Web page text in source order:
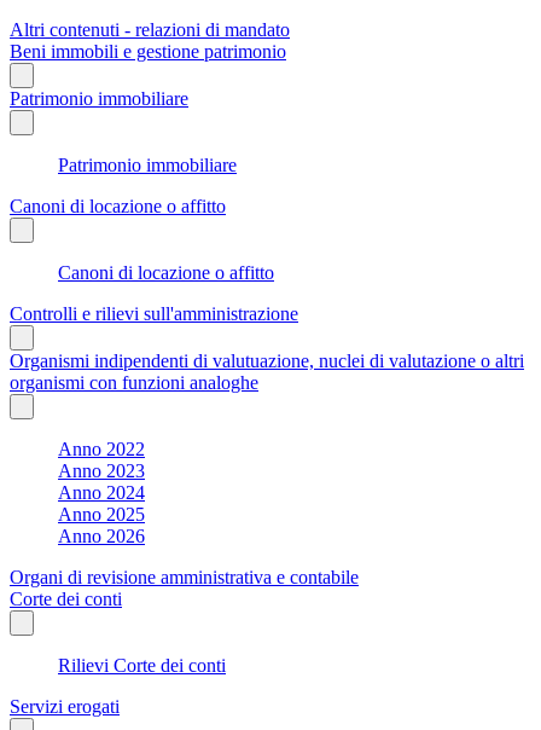
Altri contenuti - relazioni di mandato
Beni immobili e gestione patrimonio
Patrimonio immobiliare
Patrimonio immobiliare
Canoni di locazione o affitto
Canoni di locazione o affitto
Controlli e rilievi sull'amministrazione
Organismi indipendenti di valutuazione, nuclei di valutazione o altri
organismi con funzioni analoghe
Anno 2022
Anno 2023
Anno 2024
Anno 2025
Anno 2026
Organi di revisione amministrativa e contabile
Corte dei conti
Rilievi Corte dei conti
Servizi erogati